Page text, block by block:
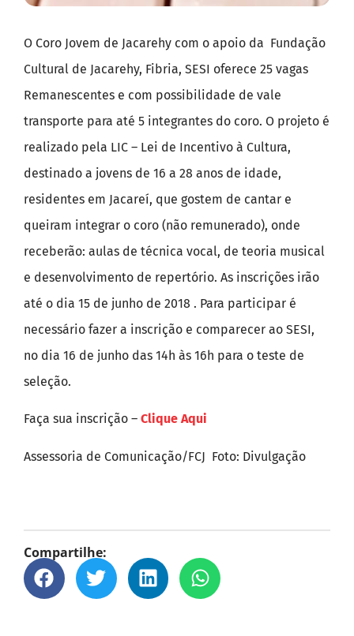
O Coro Jovem de Jacarehy com o apoio da Fundação
Cultural de Jacarehy, Fibria, SESI oferece 25 vagas
Remanescentes e com possibilidade de vale
transporte para até 5 integrantes do coro. O projeto é
realizado pela LIC – Lei de Incentivo à Cultura,
destinado a jovens de 16 a 28 anos de idade,
residentes em Jacareí, que gostem de cantar e
queiram integrar o coro (não remunerado), onde
receberão: aulas de técnica vocal, de teoria musical
e desenvolvimento de repertório. As inscrições irão
até o dia 15 de junho de 2018 . Para participar é
necessário fazer a inscrição e comparecer ao SESI,
no dia 16 de junho das 14h às 16h para o teste de
seleção.
Faça sua inscrição – Clique Aqui
Assessoria de Comunicação/FCJ Foto: Divulgação
Compartilhe: